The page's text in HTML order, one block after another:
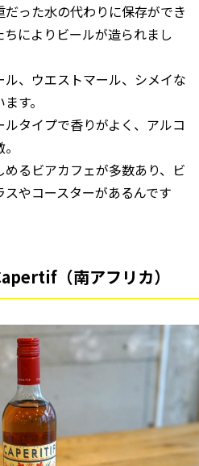
った水の代わりに保存ができ
によりビールが造られまし
、ウエストマール、シメイな
す。
タイプで香りがよく、アルコ
るビアカフェが多数あり、ビ
やコースターがあるんです
（南アフリカ）